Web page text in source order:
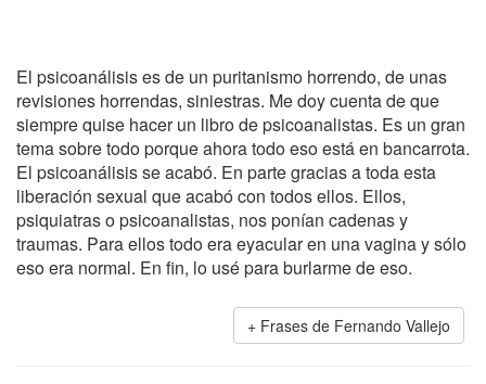
El psicoanálisis es de un puritanismo horrendo, de unas
revisiones horrendas, siniestras. Me doy cuenta de que
siempre quise hacer un libro de psicoanalistas. Es un gran
tema sobre todo porque ahora todo eso está en bancarrota.
El psicoanálisis se acabó. En parte gracias a toda esta
liberación sexual que acabó con todos ellos. Ellos,
psiquiatras o psicoanalistas, nos ponían cadenas y
traumas. Para ellos todo era eyacular en una vagina y sólo
eso era normal. En fin, lo usé para burlarme de eso.
Frases de Fernando Vallejo